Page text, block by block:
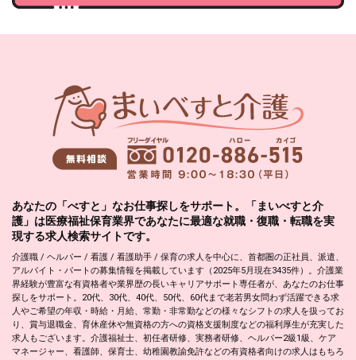
あなたの「べすと」なお仕事探しをサポート。「まいべすと介
護」は医療福祉保育業界であなたに最適な就職・復職・転職を実
現する求人検索サイトです。
介護職 / ヘルパー / 看護 / 看護助手 / 保育の求人を中心に、首都圏の正社員、派遣、
アルバイト・パートの募集情報を掲載しています（2025年5月現在3435件）。介護業
界経験が豊富な有資格者や業界歴の長いキャリアサポート専任者が、あなたのお仕事
探しをサポート。20代、30代、40代、50代、60代まで老若男女問わず活躍できる求
人やご希望の年収・時給・月給、常勤・非常勤などの様々なシフトの求人を扱ってお
り、賞与退職金、育休産休や無資格の方への資格支援制度などの福利厚生が充実した
求人もございます。介護福祉士、初任者研修、実務者研修、ヘルパー2級1級、ケア
マネージャー、看護師、保育士、幼稚園教諭免許などの有資格者向けの求人はもちろ